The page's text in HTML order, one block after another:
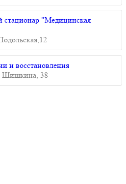
"Медицинская
и восстановления
Шишкина, 38